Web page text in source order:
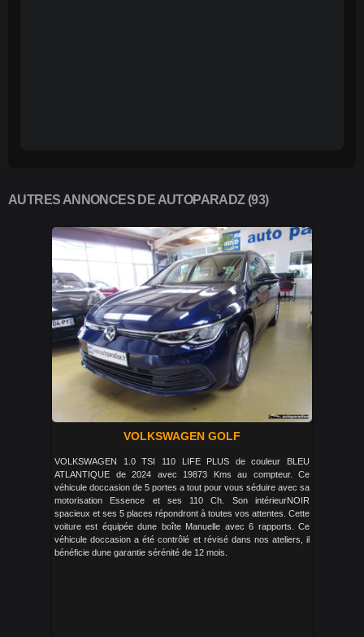
AUTRES ANNONCES DE AUTOPARADZ (93)
VOLKSWAGEN GOLF
VOLKSWAGEN 1.0 TSI 110 LIFE PLUS de couleur BLEU
ATLANTIQUE de 2024 avec 19873 Kms au compteur. Ce
véhicule doccasion de 5 portes a tout pour vous séduire avec sa
motorisation Essence et ses 110 Ch. Son intérieurNOIR
spacieux et ses 5 places répondront à toutes vos attentes. Cette
voiture est équipée dune boîte Manuelle avec 6 rapports. Ce
véhicule doccasion a été contrôlé et révisé dans nos ateliers, il
bénéficie dune garantie sérénité de 12 mois.